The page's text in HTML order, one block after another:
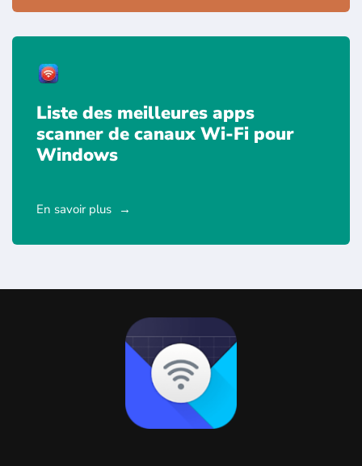
Liste des meilleures apps
scanner de canaux Wi-Fi pour
Windows
En savoir plus